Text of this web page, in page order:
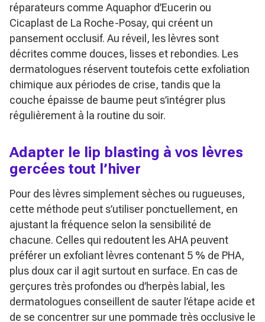
réparateurs comme Aquaphor d’Eucerin ou
Cicaplast de La Roche-Posay, qui créent un
pansement occlusif. Au réveil, les lèvres sont
décrites comme douces, lisses et rebondies. Les
dermatologues réservent toutefois cette exfoliation
chimique aux périodes de crise, tandis que la
couche épaisse de baume peut s’intégrer plus
régulièrement à la routine du soir.
Adapter le lip blasting à vos lèvres
gercées tout l’hiver
Pour des lèvres simplement sèches ou rugueuses,
cette méthode peut s’utiliser ponctuellement, en
ajustant la fréquence selon la sensibilité de
chacune. Celles qui redoutent les AHA peuvent
préférer un exfoliant lèvres contenant 5 % de PHA,
plus doux car il agit surtout en surface. En cas de
gerçures très profondes ou d’herpès labial, les
dermatologues conseillent de sauter l’étape acide et
de se concentrer sur une pommade très occlusive le